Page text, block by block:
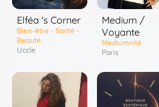
Elféa 's Corner
Bien-être - Santé -
Beauté
Uccle
Medium /
Voyante
Mediumnité
Paris